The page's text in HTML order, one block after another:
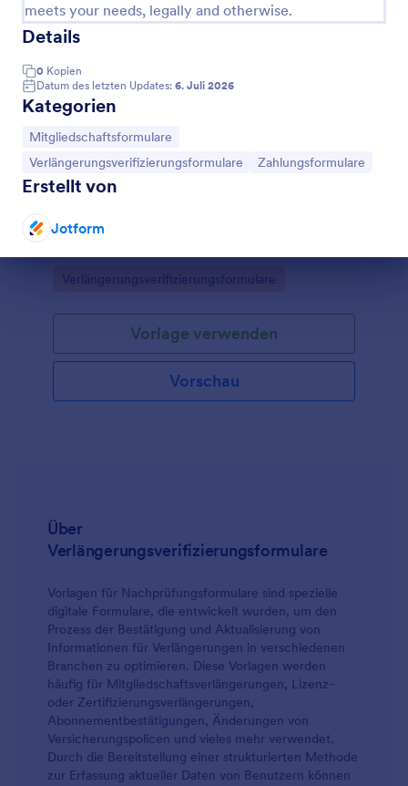
meets your needs, legally and otherwise.
Details
0 Kopien
Datum des letzten Updates: 6. Juli 2026
Kategorien
Zur Kategorie:
Mitgliedschaftsformulare
Zur Kategorie:
Verlängerungsverifizierungsformulare Zur Kategorie:
Zahlungsformulare
Erstellt von
Jotform
Erneuerungsfragebogen
Mitgliedschaftsverlängerungen mit dem
halten Sie Kundendaten aktuell, sammeln Sie
Feedback und dokumentieren Sie Zustimmungen
Go to Category:
Verlängerungsverifizierungsformulare
Vorlage verwenden
Vorschau
Über
Verlängerungsverifizierungsformulare
Vorlagen für Nachprüfungsformulare sind spezielle
digitale Formulare, die entwickelt wurden, um den
Prozess der Bestätigung und Aktualisierung von
Informationen für Verlängerungen in verschiedenen
Branchen zu optimieren. Diese Vorlagen werden
häufig für Mitgliedschaftsverlängerungen, Lizenz-
oder Zertifizierungsverlängerungen,
Abonnementbestätigungen, Änderungen von
Versicherungspolicen und vieles mehr verwendet.
Durch die Bereitstellung einer strukturierten Methode
zur Erfassung aktueller Daten von Benutzern können